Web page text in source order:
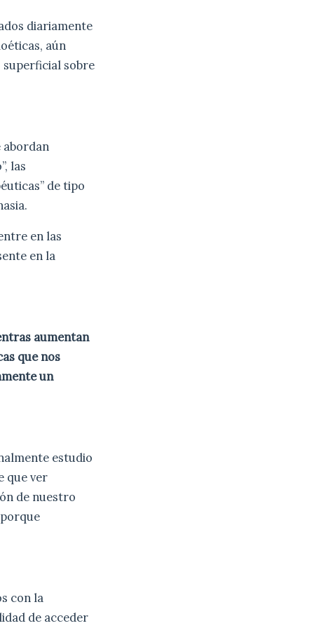
diariamente
aún
superficial sobre
abordan
las
de tipo
en las
en la
aumentan
que nos
un
estudio
que ver
de nuestro
con la
de acceder